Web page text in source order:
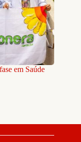
em Saúde